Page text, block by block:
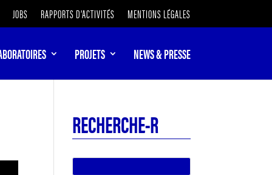
JOBS RAPPORTS D’ACTIVITÉS MENTIONS LÉGALES
PROJETS NEWS & PRESSE
RECHERCHE-R